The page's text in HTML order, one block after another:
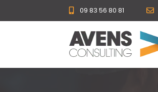
09 83 56 80 81
Panneau de gestion des cookies